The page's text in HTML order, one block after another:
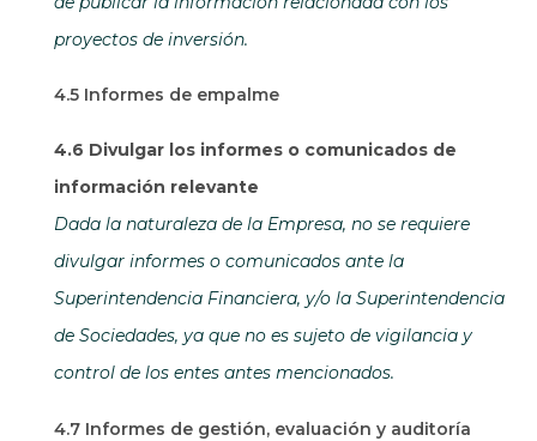
proyectos de inversión.
4.5 Informes de empalme
4.6 Divulgar los informes o comunicados de
información relevante
Dada la naturaleza de la Empresa, no se requiere
divulgar informes o comunicados ante la
Superintendencia Financiera, y/o la Superintendencia
de Sociedades, ya que no es sujeto de vigilancia y
control de los entes antes mencionados.
4.7 Informes de gestión, evaluación y auditoría